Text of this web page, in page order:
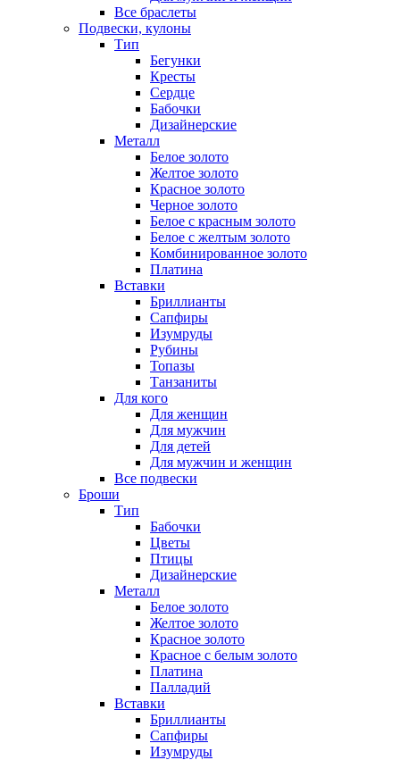
Все браслеты
Подвески, кулоны
Тип
Бегунки
Кресты
Сердце
Бабочки
Дизайнерские
Металл
Белое золото
Желтое золото
Красное золото
Черное золото
Белое с красным золото
Белое с желтым золото
Комбинированное золото
Платина
Вставки
Бриллианты
Сапфиры
Изумруды
Рубины
Топазы
Танзаниты
Для кого
Для женщин
Для мужчин
Для детей
Для мужчин и женщин
Все подвески
Броши
Тип
Бабочки
Цветы
Птицы
Дизайнерские
Металл
Белое золото
Желтое золото
Красное золото
Красное с белым золото
Платина
Палладий
Вставки
Бриллианты
Сапфиры
Изумруды